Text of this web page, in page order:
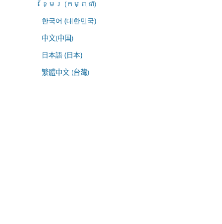
ខ្មែរ (កម្ពុជា)
한국어 (대한민국)
中文(中国)
日本語 (日本)
繁體中文 (台灣)